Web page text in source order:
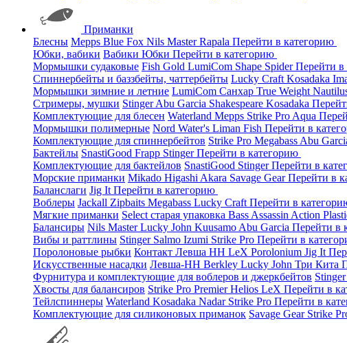
Приманки
Блесны Mepps Blue Fox Nils MasterRapala Перейти в категорию
Юбки, вабики Вабики Юбки Перейти в категорию
Мормышки судаковые Fish Gold LumiCom Shape SpiderПерейти в
Спиннербейты и баззбейты, чаттербейты Lucky Craft Kosadaka
Мормышки зимние и летние LumiCom Санхар True Weight
Стримеры, мушки StingerAbu Garcia Shakespeare Kosadaka
Комплектующие для блесен Waterland Mepps Strike Pro Aqua
Мормышки полимерные Nord Water's Liman Fish Перейти в
Комплектующие для спиннербейтов Strike Pro Megabass Abu
Бактейлы SnastiGood Frapp StingerПерейти в категорию
Комплектующие для бактейлов SnastiGood StingerПерейти в
Морские приманки Mikado Higashi Akara Savage GearПерейти в
Баланслаги Jig It Перейти в категорию
Воблеры Jackall Zipbaits Megabass Lucky Craft Перейти в
Мягкие приманки Select старая упаковка Bass Assassin Action
Балансиры Nils MasterLucky John Kuusamo Abu Garcia Перейти в
Вибы и раттлины Stinger Salmo Izumi Strike Pro Перейти в
Поролоновые рыбки Контакт Левша НН LeX Porolonium Jig It
Искусственные насадки Левша-НН Berkley Lucky John Три Кита
Фурнитура и комплектующие для воблеров и джеркбейтов Stinger
Хвосты для балансиров Strike Pro PremierHelios LeX Перейти в
Тейлспиннеры Waterland Kosadaka Nadar Strike Pro Перейти в
Комплектующие для силиконовых приманок Savage Gear Strike